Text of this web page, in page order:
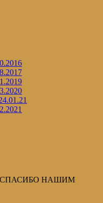
СПАСИБО НАШИМ